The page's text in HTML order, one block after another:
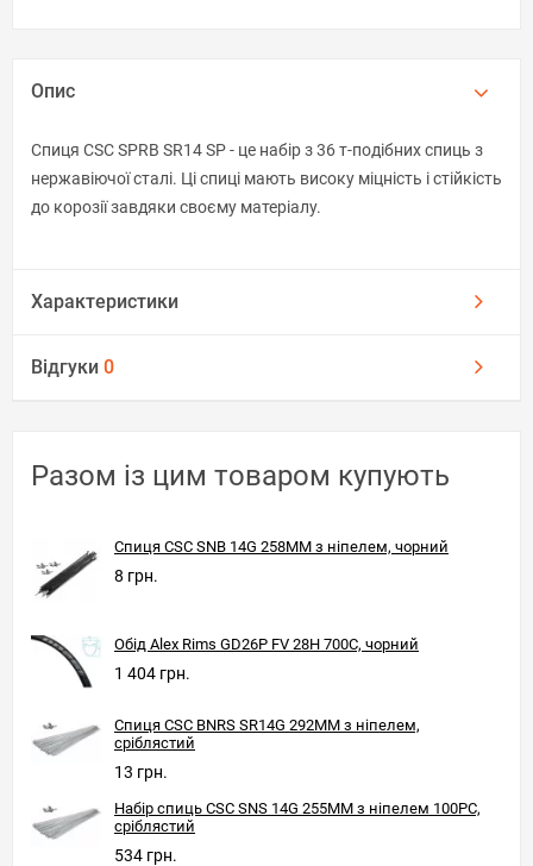
Опис
Спиця CSC SPRB SR14 SP - це набір з 36 т-подібних спиць з
нержавіючої сталі. Ці спиці мають високу міцність і стійкість
до корозії завдяки своєму матеріалу.
Характеристики
Відгуки 0
Разом із цим товаром купують
Спиця CSC SNB 14G 258MM з ніпелем, чорний
8 грн.
Обід Alex Rims GD26P FV 28H 700C, чорний
1 404 грн.
Спиця CSC BNRS SR14G 292MM з ніпелем,
сріблястий
13 грн.
Набір спиць CSC SNS 14G 255MM з ніпелем 100PC,
сріблястий
534 грн.